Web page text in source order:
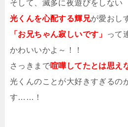
そして、滅多に夜遊びをしない
光くんを心配する輝兄が愛おし
「お兄ちゃん寂しいです」
って
かわいいかよ～！！
さっきまで喧嘩してたとは思え
光くんのことが大好きすぎるの
す……！